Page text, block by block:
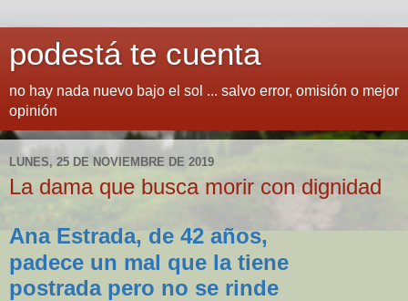
podestá te cuenta
no hay nada nuevo bajo el sol ... salvo error, omisión o mejor
opinión
LUNES, 25 DE NOVIEMBRE DE 2019
La dama que busca morir con dignidad
Ana Estrada, de 42 años,
padece un mal que la tiene
postrada pero no se rinde